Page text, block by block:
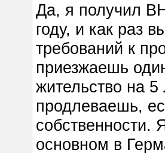
Да, я получил
году, и как раз
требований к
приезжаешь
жительство на
продлеваешь,
собственности.
основном в